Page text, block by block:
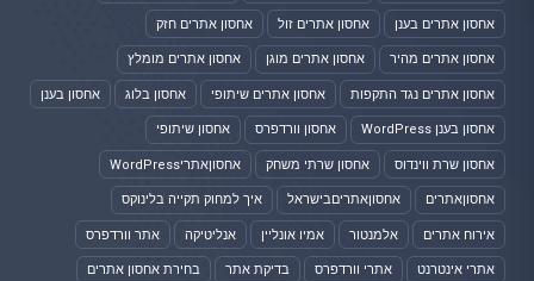
אחסון אתרים בענן אחסון אתרים זול אחסון אתרים חזק
אחסון אתרים מהיר אחסון אתרים מוגן אחסון אתרים מומלץ
אחסון אתרים נגד התקפות אחסון אתרים שיתופי אחסון בלוג אחסון בענן
אחסון בענן WordPress אחסון וורדפרס אחסון שיתופי
אחסון שרת ווינדוס אחסון שרתי משחק אחסוןאתריWordPress
אחסוןאתרים אחסוןאתריםבישראל איך למחוק תקייה בלינוקס
אירוח אתרים אלמנטור אמיו אונליין אנליטיקה אתר וורדפרס
אתרי אינטרנט אתרי וורדפרס בדיקת אתר בחירת אחסון אתרים